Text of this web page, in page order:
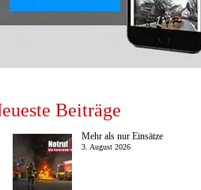
Beiträge
Mehr als nur Einsätze
3. August 2026